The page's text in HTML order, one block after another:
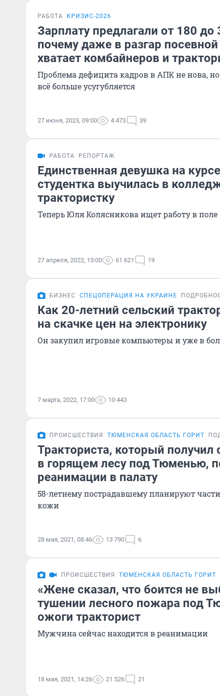
РАБОТА КРИЗИС-2026
Зарплату предлагали от 180 до
почему даже в разгар
хватает комбайнеров и
Проблема дефицита кадров в АПК не нова,
всё больше усугубляется
27 июня, 2023, 09:00 4 473 39
РАБОТА РЕПОРТАЖ
Единственная девушка на
студентка выучилась в
трактористку
Теперь Юля Колясникова ищет работу в поле
27 апреля, 2022, 15:00 61 621 19
БИЗНЕС СПЕЦОПЕРАЦИЯ НА УКРАИНЕ
Как 20-летний сельский
на скачке цен на электронику
Он закупил игровые компьютеры и уже в
7 марта, 2022, 17:00 10 443
ПРОИСШЕСТВИЯ ТЮМЕНСКАЯ ОБЛАСТЬ ГОРИТ
Тракториста, который
в горящем лесу под Тюменью,
реанимации в палату
58-летнему пострадавшему планируют
кожи
28 мая, 2021, 08:46 13 790 6
ПРОИСШЕСТВИЯ ТЮМЕНСКАЯ ОБЛАСТЬ ГОРИТ
«Жене сказал, что боится не
тушении лесного пожара под
ожоги тракторист
Мужчина сейчас находится в реанимации
18 мая, 2021, 14:26 21 526 21